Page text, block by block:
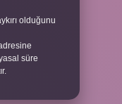
olduğunu
süre